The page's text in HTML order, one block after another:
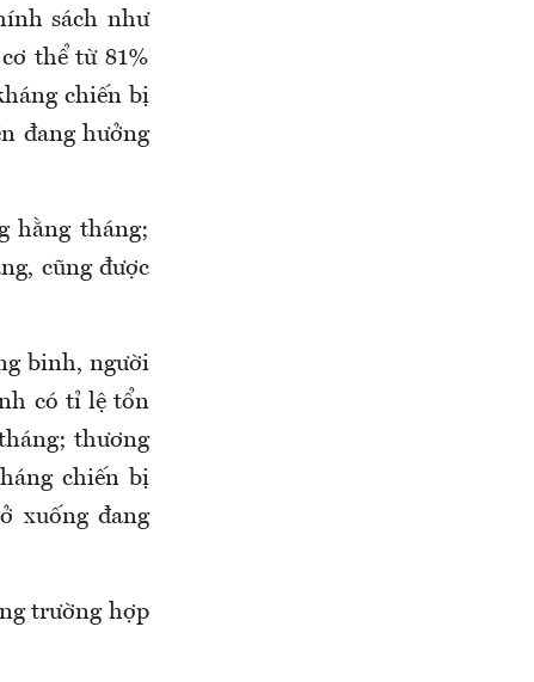
sách như
thể từ 81%
chiến bị
đang hưởng
hằng tháng;
cũng được
binh, người
có tỉ lệ tổn
thương
chiến bị
xuống đang
trường hợp